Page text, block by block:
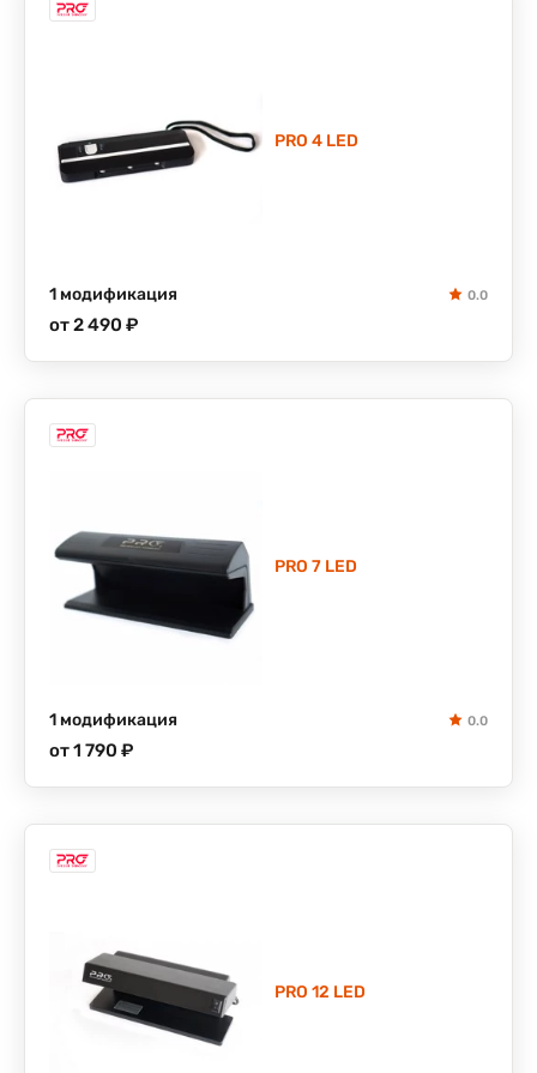
PRO 4 LED
1 модификация 0.0
от 2 490 ₽
PRO 7 LED
1 модификация 0.0
от 1 790 ₽
PRO 12 LED